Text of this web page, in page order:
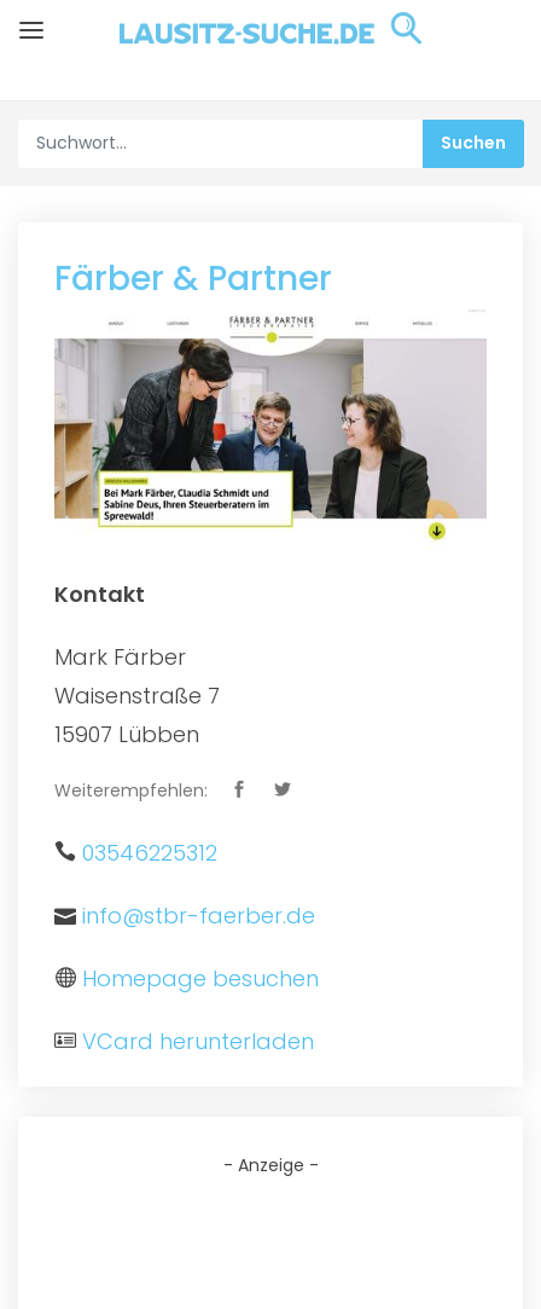
Färber & Partner
Kontakt
Mark Färber
Waisenstraße 7
15907 Lübben
Weiterempfehlen:
03546225312
info@stbr-faerber.de
Homepage besuchen
VCard herunterladen
- Anzeige -